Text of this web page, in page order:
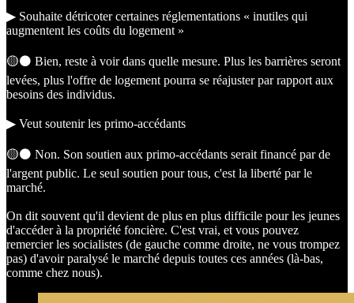
▶︎ Souhaite détricoter certaines réglementations « inutiles qui
augmentent les coûts du logement »
🟡⚫️ Bien, reste à voir dans quelle mesure. Plus les barrières seront
levées, plus l'offre de logement pourra se réajuster par rapport aux
besoins des individus.
▶︎ Veut soutenir les primo-accédants
🟡⚫️ Non. Son soutien aux primo-accédants serait financé par de
l'argent public. Le seul soutien pour tous, c'est la liberté par le
marché.
On dit souvent qu'il devient de plus en plus difficile pour les jeunes
d'accéder à la propriété foncière. C'est vrai, et vous pouvez
remercier les socialistes (de gauche comme droite, ne vous trompez
pas) d'avoir paralysé le marché depuis toutes ces années (là-bas,
comme chez nous).